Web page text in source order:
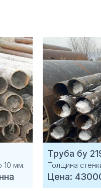
10 мм.
Труба бу
Толщина
Цена: